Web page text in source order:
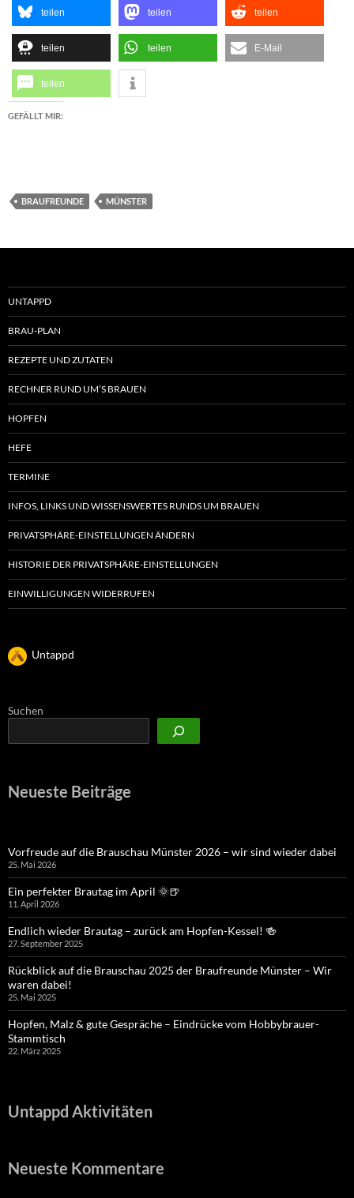
teilen teilen teilen
teilen teilen E-Mail
teilen
GEFÄLLT MIR:
BRAUFREUNDE MÜNSTER
UNTAPPD
BRAU-PLAN
REZEPTE UND ZUTATEN
RECHNER RUND UM’S BRAUEN
HOPFEN
HEFE
TERMINE
INFOS, LINKS UND WISSENSWERTES RUNDS UM BRAUEN
PRIVATSPHÄRE-EINSTELLUNGEN ÄNDERN
HISTORIE DER PRIVATSPHÄRE-EINSTELLUNGEN
EINWILLIGUNGEN WIDERRUFEN
Untappd
Suchen
Neueste Beiträge
Vorfreude auf die Brauschau Münster 2026 – wir sind wieder dabei
25. Mai 2026
Ein perfekter Brautag im April 🌞🍺
11. April 2026
Endlich wieder Brautag – zurück am Hopfen-Kessel! 🍻
27. September 2025
Rückblick auf die Brauschau 2025 der Braufreunde Münster – Wir
waren dabei!
25. Mai 2025
Hopfen, Malz & gute Gespräche – Eindrücke vom Hobbybrauer-
Stammtisch
22. März 2025
Untappd Aktivitäten
Neueste Kommentare